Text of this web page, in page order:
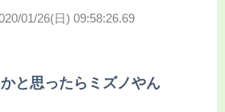
01/26(日) 09:58:26.69
と思ったらミズノやん